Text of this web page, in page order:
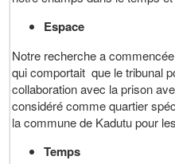
Espace
Notre recherche a
qui comportait que le tribunal
collaboration avec la prison
considéré comme quartier
la commune de Kadutu pour
Temps